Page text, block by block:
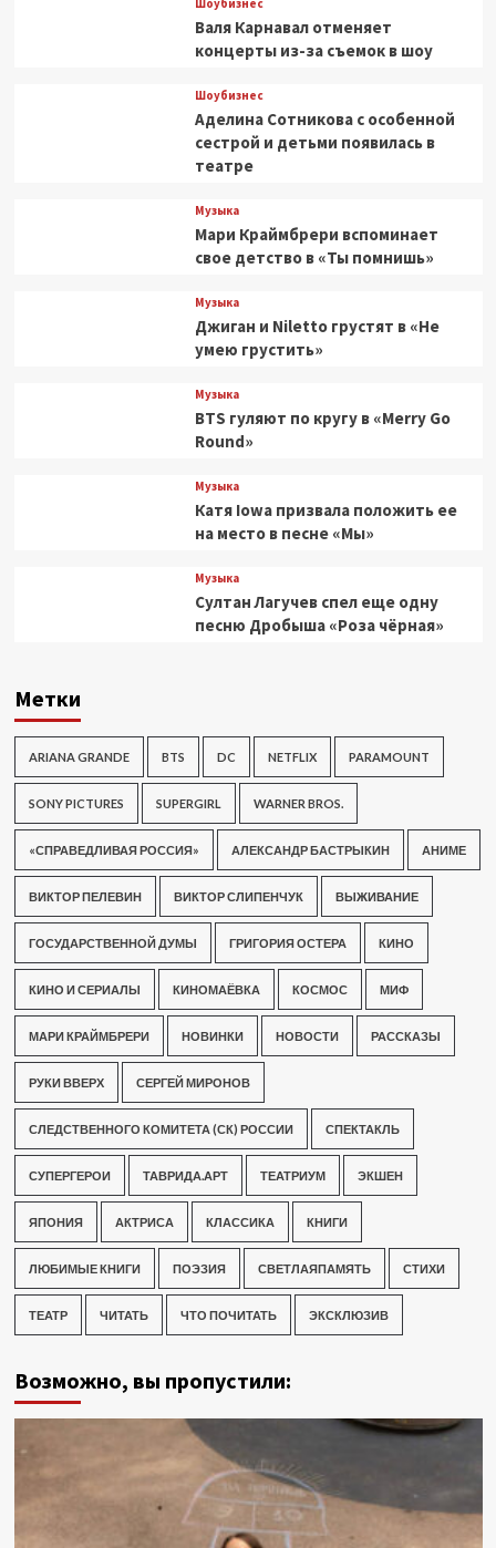
Шоубизнес
Валя Карнавал отменяет
концерты из-за съемок в шоу
Шоубизнес
Аделина Сотникова с особенной
сестрой и детьми появилась в
театре
Музыка
Мари Краймбрери вспоминает
свое детство в «Ты помнишь»
Музыка
Джиган и Niletto грустят в «Не
умею грустить»
Музыка
BTS гуляют по кругу в «Merry Go
Round»
Музыка
Катя Iowa призвала положить ее
на место в песне «Мы»
Музыка
Султан Лагучев спел еще одну
песню Дробыша «Роза чёрная»
Метки
ARIANA GRANDE BTS DC NETFLIX PARAMOUNT
SONY PICTURES SUPERGIRL WARNER BROS.
«СПРАВЕДЛИВАЯ РОССИЯ» АЛЕКСАНДР БАСТРЫКИН АНИМЕ
ВИКТОР ПЕЛЕВИН ВИКТОР СЛИПЕНЧУК ВЫЖИВАНИЕ
ГОСУДАРСТВЕННОЙ ДУМЫ ГРИГОРИЯ ОСТЕРА КИНО
КИНО И СЕРИАЛЫ КИНОМАЁВКА КОСМОС МИФ
МАРИ КРАЙМБРЕРИ НОВИНКИ НОВОСТИ РАССКАЗЫ
РУКИ ВВЕРХ СЕРГЕЙ МИРОНОВ
СЛЕДСТВЕННОГО КОМИТЕТА (СК) РОССИИ СПЕКТАКЛЬ
СУПЕРГЕРОИ ТАВРИДА.АРТ ТЕАТРИУМ ЭКШЕН
ЯПОНИЯ АКТРИСА КЛАССИКА КНИГИ
ЛЮБИМЫЕ КНИГИ ПОЭЗИЯ СВЕТЛАЯПАМЯТЬ СТИХИ
ТЕАТР ЧИТАТЬ ЧТО ПОЧИТАТЬ ЭКСКЛЮЗИВ
Возможно, вы пропустили: